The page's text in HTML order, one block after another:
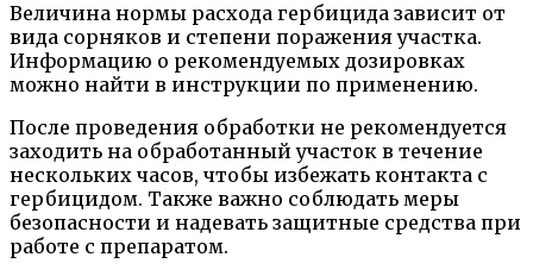
Величина нормы расхода гербицида зависит от
вида сорняков и степени поражения участка.
Информацию о рекомендуемых дозировках
можно найти в инструкции по применению.
После проведения обработки не рекомендуется
заходить на обработанный участок в течение
нескольких часов, чтобы избежать контакта с
гербицидом. Также важно соблюдать меры
безопасности и надевать защитные средства при
работе с препаратом.